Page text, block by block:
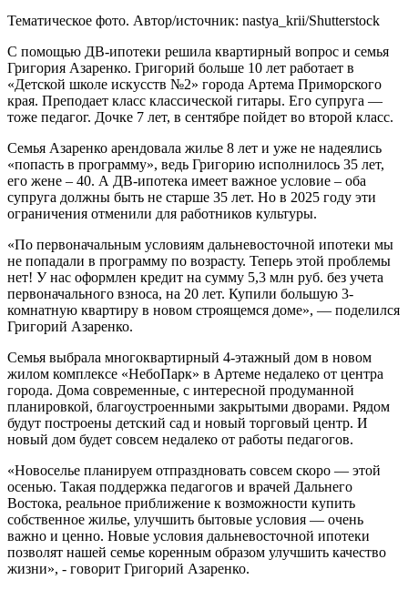
Тематическое фото. Автор/источник: nastya_krii/Shutterstock
С помощью ДВ-ипотеки решила квартирный вопрос и семья
Григория Азаренко. Григорий больше 10 лет работает в
«Детской школе искусств №2» города Артема Приморского
края. Преподает класс классической гитары. Его супруга —
тоже педагог. Дочке 7 лет, в сентябре пойдет во второй класс.
Семья Азаренко арендовала жилье 8 лет и уже не надеялись
«попасть в программу», ведь Григорию исполнилось 35 лет,
его жене – 40. А ДВ-ипотека имеет важное условие – оба
супруга должны быть не старше 35 лет. Но в 2025 году эти
ограничения отменили для работников культуры.
«По первоначальным условиям дальневосточной ипотеки мы
не попадали в программу по возрасту. Теперь этой проблемы
нет! У нас оформлен кредит на сумму 5,3 млн руб. без учета
первоначального взноса, на 20 лет. Купили большую 3-
комнатную квартиру в новом строящемся доме», — поделился
Григорий Азаренко.
Семья выбрала многоквартирный 4-этажный дом в новом
жилом комплексе «НебоПарк» в Артеме недалеко от центра
города. Дома современные, с интересной продуманной
планировкой, благоустроенными закрытыми дворами. Рядом
будут построены детский сад и новый торговый центр. И
новый дом будет совсем недалеко от работы педагогов.
«Новоселье планируем отпраздновать совсем скоро — этой
осенью. Такая поддержка педагогов и врачей Дальнего
Востока, реальное приближение к возможности купить
собственное жилье, улучшить бытовые условия — очень
важно и ценно. Новые условия дальневосточной ипотеки
позволят нашей семье коренным образом улучшить качество
жизни», - говорит Григорий Азаренко.